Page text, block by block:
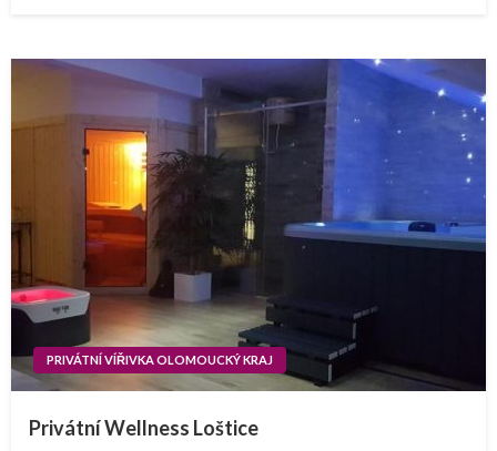
PRIVÁTNÍ VÍŘIVKA OLOMOUCKÝ KRAJ
Privátní Wellness Loštice